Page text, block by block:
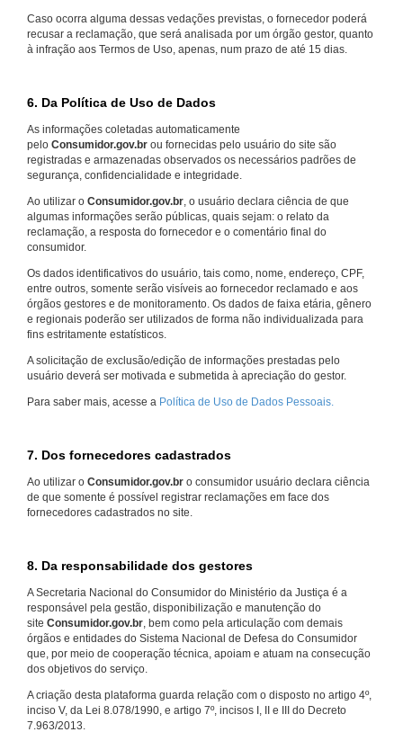
Caso ocorra alguma dessas vedações previstas, o fornecedor poderá
recusar a reclamação, que será analisada por um órgão gestor, quanto
à infração aos Termos de Uso, apenas, num prazo de até 15 dias.
6. Da Política de Uso de Dados
As informações coletadas automaticamente
pelo Consumidor.gov.br ou fornecidas pelo usuário do site são
registradas e armazenadas observados os necessários padrões de
segurança, confidencialidade e integridade.
Ao utilizar o Consumidor.gov.br , o usuário declara ciência de que
algumas informações serão públicas, quais sejam: o relato da
reclamação, a resposta do fornecedor e o comentário final do
consumidor.
Os dados identificativos do usuário, tais como, nome, endereço, CPF,
entre outros, somente serão visíveis ao fornecedor reclamado e aos
órgãos gestores e de monitoramento. Os dados de faixa etária, gênero
e regionais poderão ser utilizados de forma não individualizada para
fins estritamente estatísticos.
A solicitação de exclusão/edição de informações prestadas pelo
usuário deverá ser motivada e submetida à apreciação do gestor.
Para saber mais, acesse a Política de Uso de Dados Pessoais.
7. Dos fornecedores cadastrados
Ao utilizar o Consumidor.gov.br o consumidor usuário declara ciência
de que somente é possível registrar reclamações em face dos
fornecedores cadastrados no site.
8. Da responsabilidade dos gestores
A Secretaria Nacional do Consumidor do Ministério da Justiça é a
responsável pela gestão, disponibilização e manutenção do
site Consumidor.gov.br, bem como pela articulação com demais
órgãos e entidades do Sistema Nacional de Defesa do Consumidor
que, por meio de cooperação técnica, apoiam e atuam na consecução
dos objetivos do serviço.
A criação desta plataforma guarda relação com o disposto no artigo 4º,
inciso V, da Lei 8.078/1990, e artigo 7º, incisos I, II e III do Decreto
7.963/2013.